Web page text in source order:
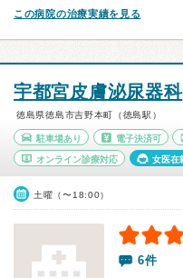
この病院の治療実績を見る
宇都宮皮膚泌尿器科
徳島県徳島市吉野本町（徳島駅）
駐車場あり 電子決済可
オンライン診療対応 女医在
土曜（〜18:00）
6件